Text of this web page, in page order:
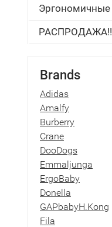
Brands
Adidas
Amalfy
Burberry
Crane
DooDogs
Emmaljunga
ErgoBaby
Donella
GAPbabyH.Kong
Fila